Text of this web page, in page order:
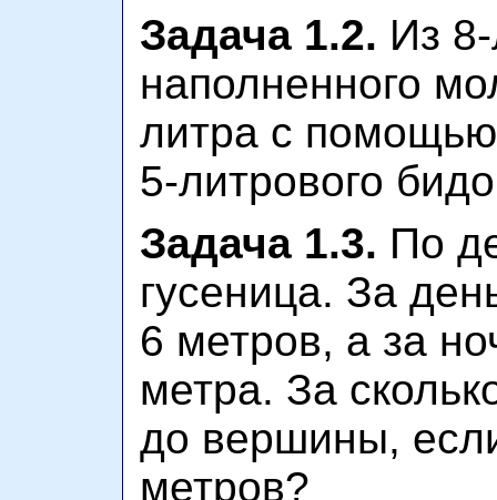
Задача 1.2. Из
наполненного
литра с помощью
5-литрового
Задача 1.3. По
гусеница. За
6 метров, а за
метра. За
до вершины,
метров?